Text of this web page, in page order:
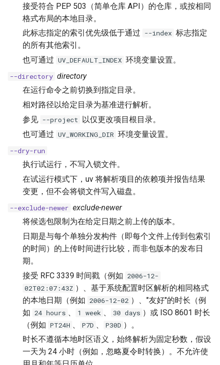
接受符合 PEP 503（简单仓库 API）的仓库，或按相同
格式布局的本地目录。
此标志指定的索引优先级低于通过 --index 标志指定
的所有其他索引。
也可通过 UV_DEFAULT_INDEX 环境变量设置。
--directory directory
在运行命令之前切换到指定目录。
相对路径以给定目录为基准进行解析。
参见 --project 以仅更改项目根目录。
也可通过 UV_WORKING_DIR 环境变量设置。
--dry-run
执行试运行，不写入锁文件。
在试运行模式下，uv 将解析项目的依赖项并报告结果
变更，但不会将锁文件写入磁盘。
--exclude-newer exclude-newer
将候选包限制为在给定日期之前上传的版本。
日期是与每个单独分发构件（即每个文件上传到包索引
的时间）的上传时间进行比较，而非包版本的发布日
期。
接受 RFC 3339 时间戳（例如 2006-12-
02T02:07:43Z ）、基于系统配置时区解析的相同格式
的本地日期（例如 2006-12-02 ）、"友好"的时长（例
如 24 hours 1 week 30 days ）或 ISO 8601 时长
（例如 PT24H P7D P30D ）。
时长不遵循本地时区语义，始终解析为固定秒数，假设
一天为 24 小时（例如，忽略夏令时转换）。不允许使